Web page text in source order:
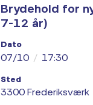
Brydehold for
7-12 år)
Dato
07/10 / 17:30
Sted
3300 Frederiksværk